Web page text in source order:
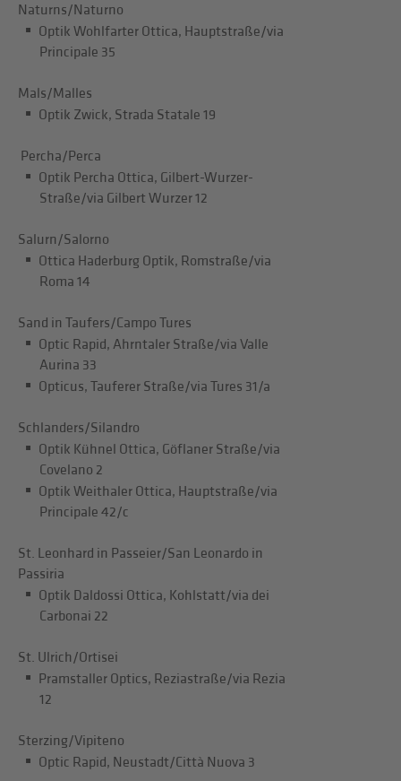
Naturns/Naturno
Optik Wohlfarter Ottica, Hauptstraße/via
Principale 35
Mals/Malles
Optik Zwick, Strada Statale 19
Percha/Perca
Optik Percha Ottica, Gilbert-Wurzer-
Straße/via Gilbert Wurzer 12
Salurn/Salorno
Ottica Haderburg Optik, Romstraße/via
Roma 14
Sand in Taufers/Campo Tures
Optic Rapid, Ahrntaler Straße/via Valle
Aurina 33
Opticus, Tauferer Straße/via Tures 31/a
Schlanders/Silandro
Optik Kühnel Ottica, Göflaner Straße/via
Covelano 2
Optik Weithaler Ottica, Hauptstraße/via
Principale 42/c
St. Leonhard in Passeier/San Leonardo in
Passiria
Optik Daldossi Ottica, Kohlstatt/via dei
Carbonai 22
St. Ulrich/Ortisei
Pramstaller Optics, Reziastraße/via Rezia
12
Sterzing/Vipiteno
Optic Rapid, Neustadt/Città Nuova 3